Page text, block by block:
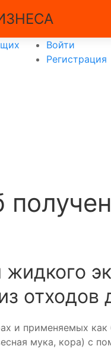
Войти
Регистрация
отходов
применяемых как
мука, кора) с